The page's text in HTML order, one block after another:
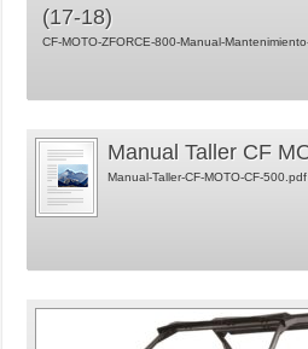
(17-18)
CF-MOTO-ZFORCE-800-Manual-
Manual Taller CF
Manual-Taller-CF-MOTO-CF-500.pdf